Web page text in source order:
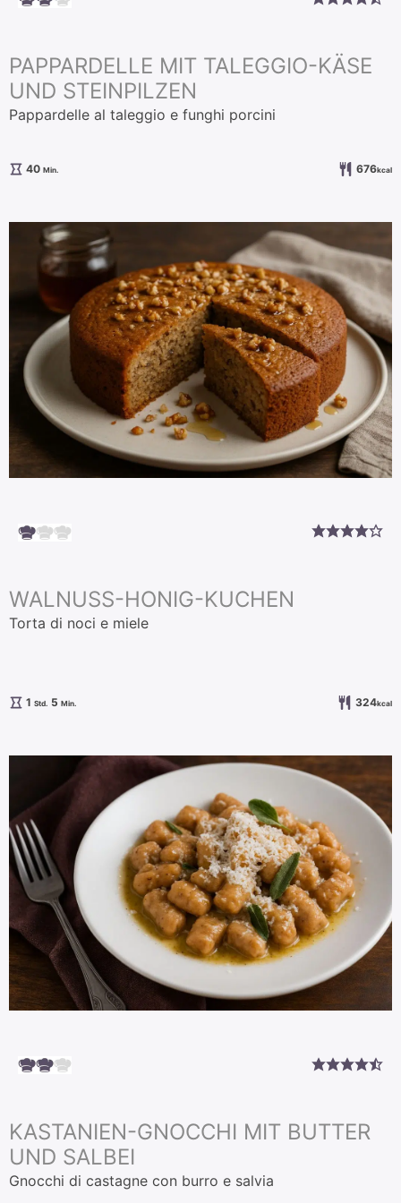
PAPPARDELLE MIT TALEGGIO-KÄSE
UND STEINPILZEN
Pappardelle al taleggio e funghi porcini
40Minuten
Min. 676kcal
WALNUSS-HONIG-KUCHEN
Torta di noci e miele
1Stunde
Std. 5Minuten
Min. 324kcal
KASTANIEN-GNOCCHI MIT BUTTER
UND SALBEI
Gnocchi di castagne con burro e salvia